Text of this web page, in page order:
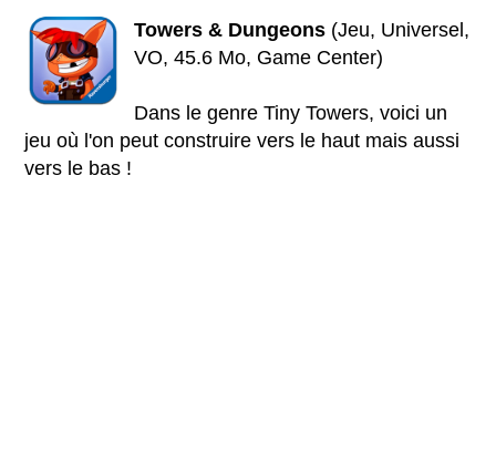
Towers & Dungeons (Jeu, Universel,
VO, 45.6 Mo, Game Center)
Dans le genre Tiny Towers, voici un
jeu où l'on peut construire vers le haut mais aussi
vers le bas !